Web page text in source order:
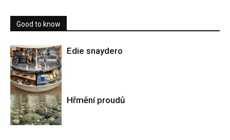
Good to know
Edie snaydero
Hřmění proudů